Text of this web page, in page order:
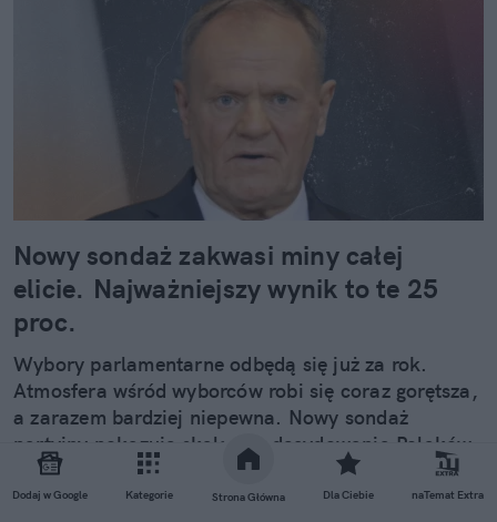
Dodaj w Google Kategorie Strona Główna Dla Ciebie naTemat Extra
Nowy sondaż zakwasi miny całej
elicie. Najważniejszy wynik to te 25
proc.
Wybory parlamentarne odbędą się już za rok.
Atmosfera wśród wyborców robi się coraz gorętsza,
a zarazem bardziej niepewna. Nowy sondaż
partyjny pokazuje skalę niezdecydowania Polaków,
których naprawdę wielki odsetek nie wie jeszcze,
komu chciałby powierzyć swój głos.